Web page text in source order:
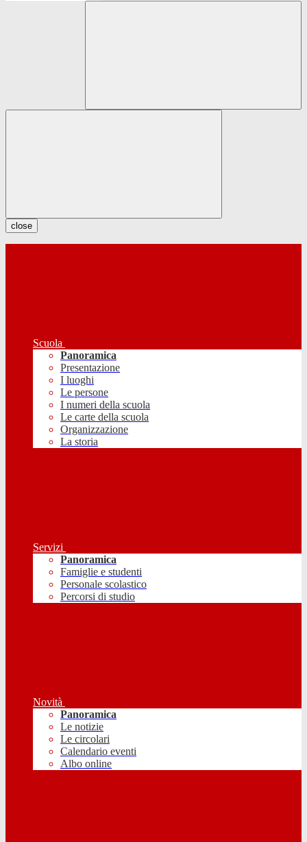
close
Scuola
Panoramica
Presentazione
I luoghi
Le persone
I numeri della scuola
Le carte della scuola
Organizzazione
La storia
Servizi
Panoramica
Famiglie e studenti
Personale scolastico
Percorsi di studio
Novità
Panoramica
Le notizie
Le circolari
Calendario eventi
Albo online